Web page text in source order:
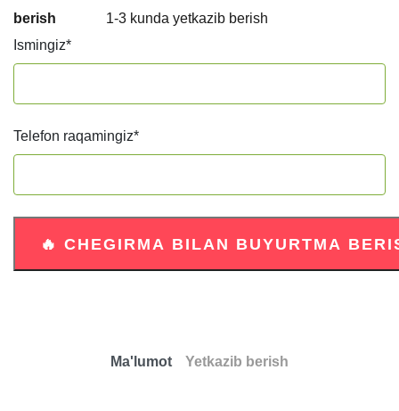
berish
1-3 kunda yetkazib berish
Ismingiz*
Telefon raqamingiz*
Ma'lumot Yetkazib berish